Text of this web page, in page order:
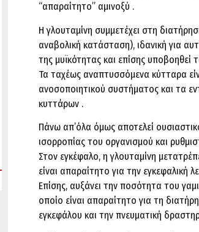
“απαραίτητο” αμινοξύ .
Η γλουταμίνη συμμετέχει στη
αναβολική κατάσταση), ιδανική για
της μυϊκότητας και επίσης
Τα ταχέως αναπτυσσόμενα κύτταρα
ανοσοποιητικού συστήματος και τα
κυττάρων .
Πάνω απ’όλα όμως αποτελεί
ισορροπίας του οργανισμού και
Στον εγκέφαλο, η γλουταμίνη
είναι απαραίτητο για την εγκεφαλική
Επίσης, αυξάνει την ποσότητα του
οποίο είναι απαραίτητο για τη
εγκεφάλου και την πνευματική